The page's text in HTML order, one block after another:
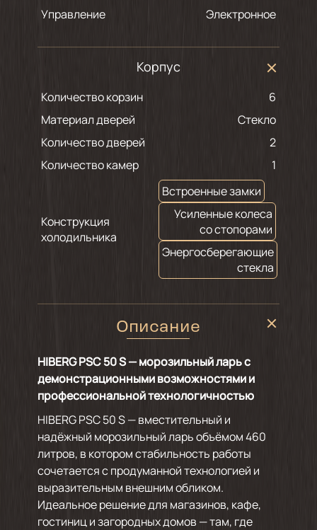
Управление
Электронное
Корпус
Количество корзин
6
Материал дверей
Стекло
Количество дверей
2
Количество камер
1
Конструкция
холодильника
Встроенные замки
Усиленные колеса
со стопорами
Энергосберегающие
стекла
Описание
HIBERG PSC 50 S — морозильный ларь с
демонстрационными возможностями и
профессиональной технологичностью
HIBERG PSC 50 S — вместительный и
надёжный морозильный ларь объёмом 460
литров, в котором стабильность работы
сочетается с продуманной технологией и
выразительным внешним обликом.
Идеальное решение для магазинов, кафе,
гостиниц и загородных домов — там, где